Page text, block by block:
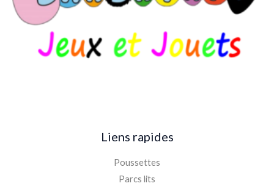
Liens rapides
Poussettes
Parcs lits